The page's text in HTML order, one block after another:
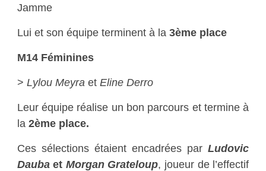
Jamme
Lui et son équipe terminent à la 3ème place
M14 Féminines
> Lylou Meyra et Eline Derro
Leur équipe réalise un bon parcours et termine à
la 2ème place.
Ces sélections étaient encadrées parLudovic
Daubaet Morgan Grateloup, joueur de l’effectif